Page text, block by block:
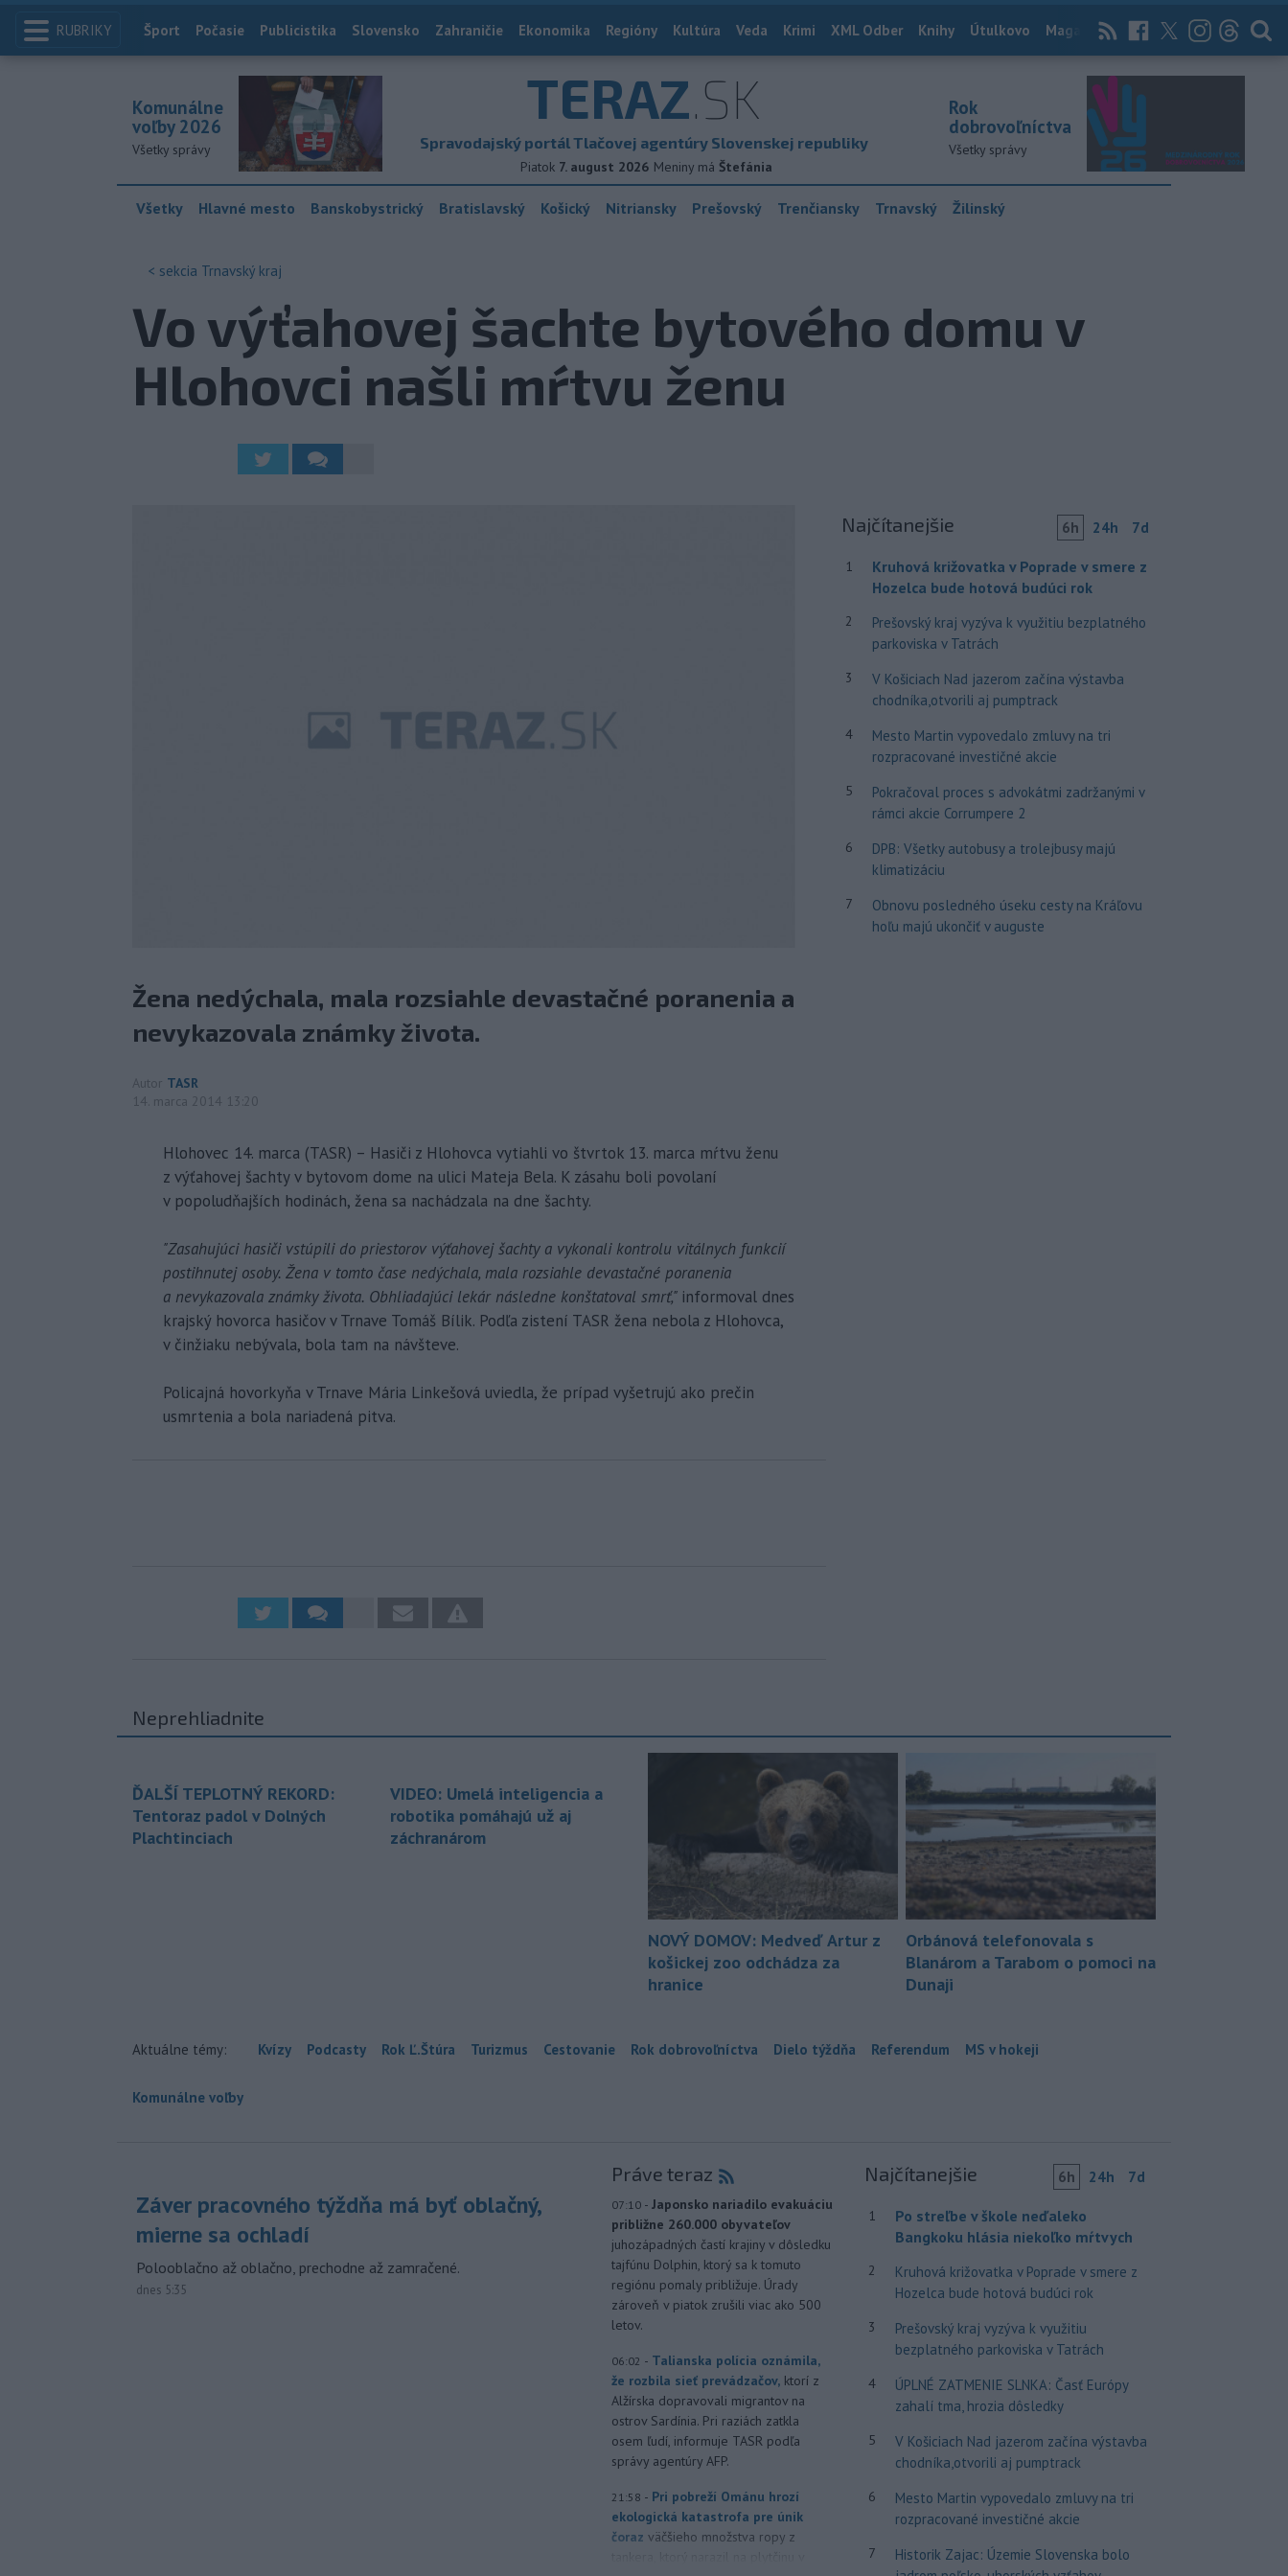
RUBRIKY Index
Šport Počasie Publicistika Slovensko Zahraničie Ekonomika Regióny Kultúra Veda Krimi XML Odber Knihy Útulkovo Magazín News Now Archív
TERAZ.SK
Spravodajský portál Tlačovej agentúry Slovenskej republiky
Piatok 7. august 2026 Meniny má Štefánia
Komunálne
voľby 2026
Všetky správy
Rok
dobrovoľníctva
Všetky správy
Všetky Hlavné mesto Banskobystrický Bratislavský Košický Nitriansky Prešovský Trenčiansky Trnavský Žilinský
< sekcia Trnavský kraj
Vo výťahovej šachte bytového domu v
Hlohovci našli mŕtvu ženu
Žena nedýchala, mala rozsiahle devastačné poranenia a
nevykazovala známky života.
Autor TASR
14. marca 2014 13:20
Hlohovec 14. marca (TASR) – Hasiči z Hlohovca vytiahli vo štvrtok 13. marca mŕtvu ženu
z výťahovej šachty v bytovom dome na ulici Mateja Bela. K zásahu boli povolaní
v popoludňajších hodinách, žena sa nachádzala na dne šachty.
"Zasahujúci hasiči vstúpili do priestorov výťahovej šachty a vykonali kontrolu vitálnych funkcií
postihnutej osoby. Žena v tomto čase nedýchala, mala rozsiahle devastačné poranenia
a nevykazovala známky života. Obhliadajúci lekár následne konštatoval smrť," informoval dnes
krajský hovorca hasičov v Trnave Tomáš Bílik. Podľa zistení TASR žena nebola z Hlohovca,
v činžiaku nebývala, bola tam na návšteve.
Policajná hovorkyňa v Trnave Mária Linkešová uviedla, že prípad vyšetrujú ako prečin
usmrtenia a bola nariadená pitva.
Najčítanejšie 6h 24h 7d
1
Kruhová križovatka v Poprade v smere z
Hozelca bude hotová budúci rok
2
Prešovský kraj vyzýva k využitiu bezplatného
parkoviska v Tatrách
3
V Košiciach Nad jazerom začína výstavba
chodníka,otvorili aj pumptrack
4
Mesto Martin vypovedalo zmluvy na tri
rozpracované investičné akcie
5
Pokračoval proces s advokátmi zadržanými v
rámci akcie Corrumpere 2
6
DPB: Všetky autobusy a trolejbusy majú
klimatizáciu
7
Obnovu posledného úseku cesty na Kráľovu
hoľu majú ukončiť v auguste
Neprehliadnite
ĎALŠÍ TEPLOTNÝ REKORD:
Tentoraz padol v Dolných
Plachtinciach
VIDEO: Umelá inteligencia a
robotika pomáhajú už aj
záchranárom
NOVÝ DOMOV: Medveď Artur z
košickej zoo odchádza za
hranice
Orbánová telefonovala s
Blanárom a Tarabom o pomoci na
Dunaji
Aktuálne témy: Kvízy Podcasty Rok Ľ.Štúra Turizmus Cestovanie Rok dobrovoľníctva Dielo týždňa Referendum MS v hokeji
Komunálne voľby
Záver pracovného týždňa má byť oblačný,
mierne sa ochladí
Polooblačno až oblačno, prechodne až zamračené.
dnes 5:35
Práve teraz
07:10 - Japonsko nariadilo evakuáciu
približne 260.000 obyvateľov
juhozápadných častí krajiny v dôsledku
tajfúnu Dolphin, ktorý sa k tomuto
regiónu pomaly približuje. Úrady
zároveň v piatok zrušili viac ako 500
letov.
06:02 - Talianska polícia oznámila,
že rozbila sieť prevádzačov, ktorí z
Alžírska dopravovali migrantov na
ostrov Sardínia. Pri raziách zatkla
osem ľudí, informuje TASR podľa
správy agentúry AFP.
21:58 - Pri pobreží Ománu hrozí
ekologická katastrofa pre únik
čoraz väčšieho množstva ropy z
Najčítanejšie 6h 24h 7d
1
Po streľbe v škole neďaleko
Bangkoku hlásia niekoľko mŕtvych
2
Kruhová križovatka v Poprade v smere z
Hozelca bude hotová budúci rok
3
Prešovský kraj vyzýva k využitiu
bezplatného parkoviska v Tatrách
4
ÚPLNÉ ZATMENIE SLNKA: Časť Európy
zahalí tma, hrozia dôsledky
5
V Košiciach Nad jazerom začína výstavba
chodníka,otvorili aj pumptrack
6
Mesto Martin vypovedalo zmluvy na tri
rozpracované investičné akcie
7
Historik Zajac: Územie Slovenska bolo